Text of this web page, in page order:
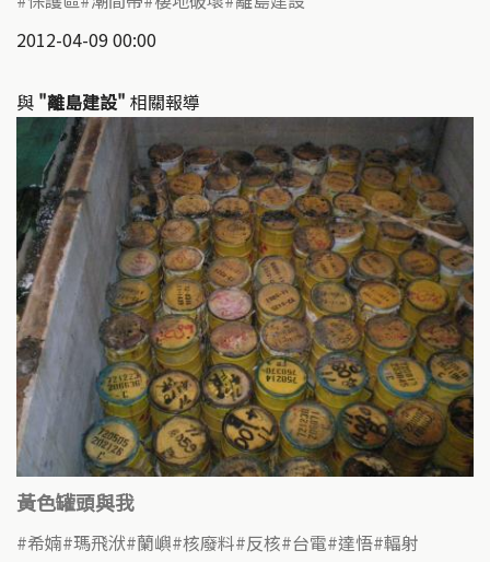
2012-04-09 00:00
與 "離島建設" 相關報導
黃色罐頭與我
希婻 瑪飛洑 蘭嶼 核廢料 反核 台電 達悟 輻射